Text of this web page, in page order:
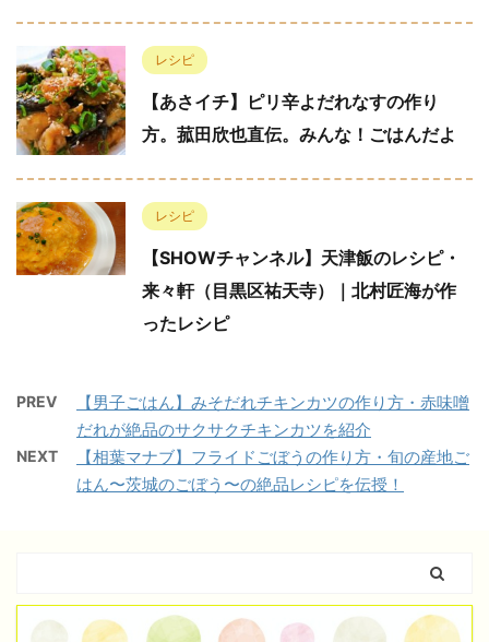
レシピ
【あさイチ】ピリ辛よだれなすの作り
方。菰田欣也直伝。みんな！ごはんだよ
レシピ
【SHOWチャンネル】天津飯のレシピ・
来々軒（目黒区祐天寺）｜北村匠海が作
ったレシピ
PREV
【男子ごはん】みそだれチキンカツの作り方・赤味噌
だれが絶品のサクサクチキンカツを紹介
NEXT
【相葉マナブ】フライドごぼうの作り方・旬の産地ご
はん〜茨城のごぼう〜の絶品レシピを伝授！